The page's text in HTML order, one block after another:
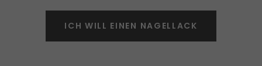
ICH WILL EINEN NAGELLACK